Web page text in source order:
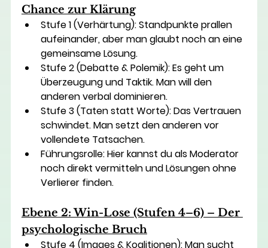
Chance zur Klärung
Stufe 1 (Verhärtung): Standpunkte prallen
aufeinander, aber man glaubt noch an eine
gemeinsame Lösung.
Stufe 2 (Debatte & Polemik): Es geht um
Überzeugung und Taktik. Man will den
anderen verbal dominieren.
Stufe 3 (Taten statt Worte): Das Vertrauen
schwindet. Man setzt den anderen vor
vollendete Tatsachen.
Führungsrolle: Hier kannst du als Moderator
noch direkt vermitteln und Lösungen ohne
Verlierer finden.
Ebene 2: Win-Lose (Stufen 4–6) – Der
psychologische Bruch
Stufe 4 (Images & Koalitionen): Man sucht